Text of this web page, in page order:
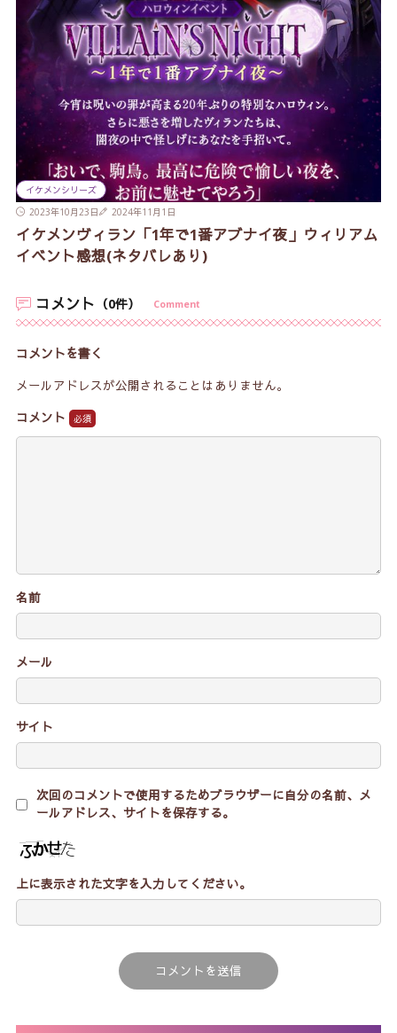
イケメンシリーズ
2023年10月23日
2024年11月1日
イケメンヴィラン「1年で1番アブナイ夜」ウィリアム
イベント感想(ネタバレあり)
コメント （0件） Comment
コメントを書く
メールアドレスが公開されることはありません。
コメント
名前
メール
サイト
次回のコメントで使用するためブラウザーに自分の名前、メ
ールアドレス、サイトを保存する。
上に表示された文字を入力してください。